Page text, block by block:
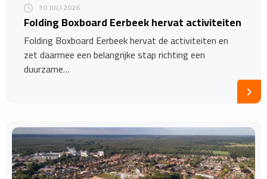
30 JULI 2026
Folding Boxboard Eerbeek hervat activiteiten
Folding Boxboard Eerbeek hervat de activiteiten en
zet daarmee een belangrijke stap richting een
duurzame…